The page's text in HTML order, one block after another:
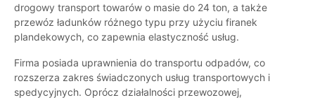
drogowy transport towarów o masie do 24 ton, a także
przewóz ładunków różnego typu przy użyciu firanek
plandekowych, co zapewnia elastyczność usług.
Firma posiada uprawnienia do transportu odpadów, co
rozszerza zakres świadczonych usług transportowych i
spedycyjnych. Oprócz działalności przewozowej,